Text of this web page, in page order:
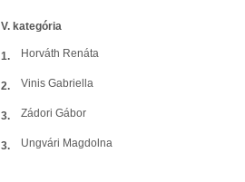
V. kategória
1. Horváth Renáta
2. Vinis Gabriella
3. Zádori Gábor
3. Ungvári Magdolna